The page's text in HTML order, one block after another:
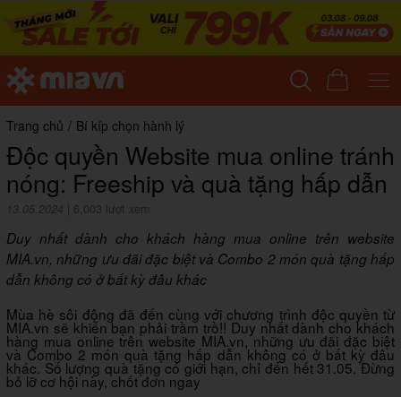
Trang chủ / Bí kíp chọn hành lý
Độc quyền Website mua online tránh
nóng: Freeship và quà tặng hấp dẫn
13.05.2024 6,003 lượt xem
Duy nhất dành cho khách hàng mua online trên website
MIA.vn, những ưu đãi đặc biệt và Combo 2 món quà tặng hấp
dẫn không có ở bất kỳ đâu khác
Mùa hè sôi động đã đến cùng với chương trình độc quyền từ
MIA.vn sẽ khiến bạn phải trầm trồ!! Duy nhất dành cho khách
hàng mua online trên website MIA.vn, những ưu đãi đặc biệt
và Combo 2 món quà tặng hấp dẫn không có ở bất kỳ đâu
khác. Số lượng quà tặng có giới hạn, chỉ đến hết 31.05. Đừng
bỏ lỡ cơ hội này, chốt đơn ngay